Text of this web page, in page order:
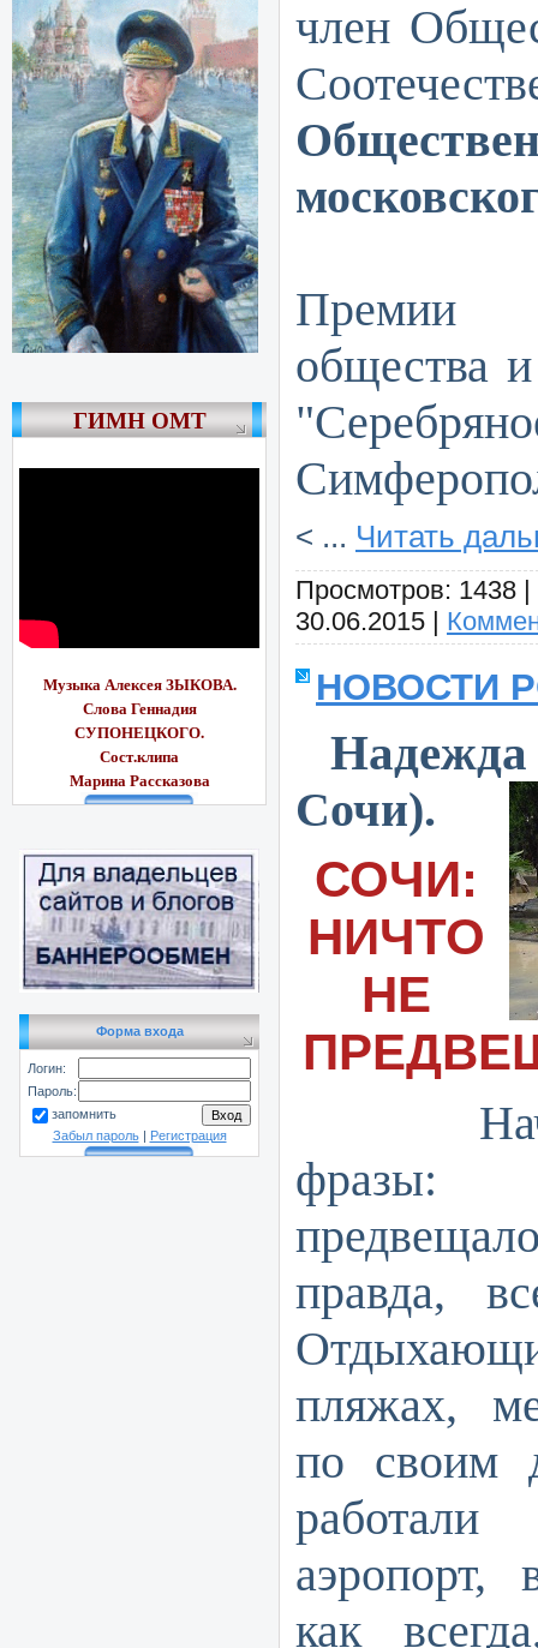
ГИМН ОМТ
Музыка Алексея ЗЫКОВА.
Слова Геннадия
СУПОНЕЦКОГО.
Сост.клипа
Марина Рассказова
Форма входа
Логин:
Пароль:
запомнить
Забыл пароль| Регистрация
член
Премии
общества
< ... Читать
Просмотров: 1438 |
30.06.2015 |
НОВОСТИ
Сочи).
СОЧИ:
НИЧТО
НЕ
Начну
фразы:
правда,
пляжах,
по своим
как